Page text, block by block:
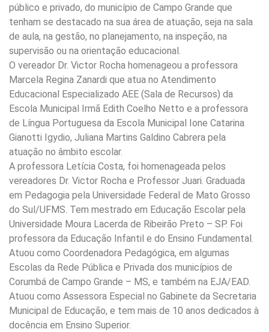
público e privado, do município de Campo Grande que
tenham se destacado na sua área de atuação, seja na sala
de aula, na gestão, no planejamento, na inspeção, na
supervisão ou na orientação educacional.
O vereador Dr. Victor Rocha homenageou a professora
Marcela Regina Zanardi que atua no Atendimento
Educacional Especializado AEE (Sala de Recursos) da
Escola Municipal Irmã Edith Coelho Netto e a professora
de Língua Portuguesa da Escola Municipal Ione Catarina
Gianotti Igydio, Juliana Martins Galdino Cabrera pela
atuação no âmbito escolar.
A professora Letícia Costa, foi homenageada pelos
vereadores Dr. Victor Rocha e Professor Juari. Graduada
em Pedagogia pela Universidade Federal de Mato Grosso
do Sul/UFMS. Tem mestrado em Educação Escolar pela
Universidade Moura Lacerda de Ribeirão Preto – SP. Foi
professora da Educação Infantil e do Ensino Fundamental.
Atuou como Coordenadora Pedagógica, em algumas
Escolas da Rede Pública e Privada dos municípios de
Corumbá de Campo Grande – MS, e também na EJA/EAD.
Atuou como Assessora Especial no Gabinete da Secretaria
Municipal de Educação, e tem mais de 10 anos dedicados à
docência em Ensino Superior.